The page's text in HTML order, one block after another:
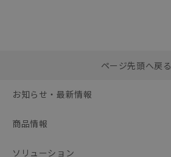
括ダウンロード
ページ先頭へ戻る
お知らせ・最新情報
商品情報
ソリューション